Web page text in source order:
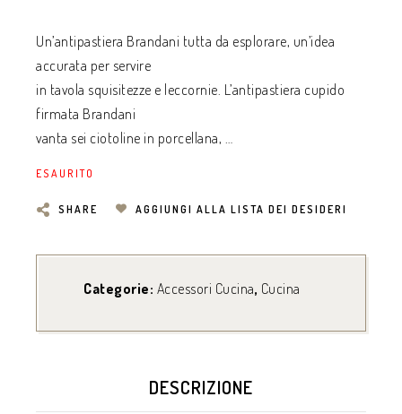
Un’antipastiera Brandani tutta da esplorare, un’idea
accurata per servire
in tavola squisitezze e leccornie. L’antipastiera cupido
firmata Brandani
vanta sei ciotoline in porcellana, …
ESAURITO
SHARE AGGIUNGI ALLA LISTA DEI DESIDERI
Categorie: Accessori Cucina, Cucina
DESCRIZIONE